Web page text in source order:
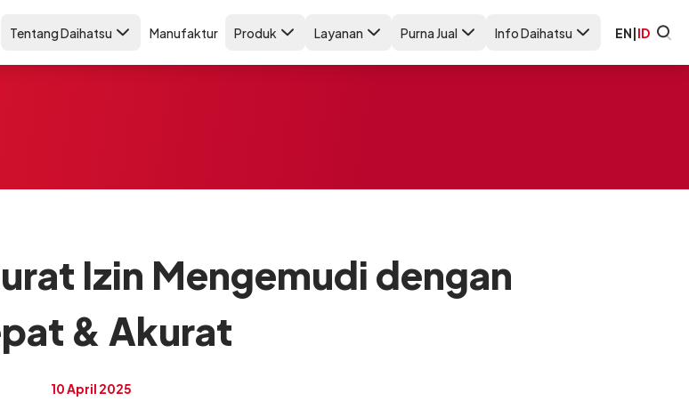
Tentang Daihatsu Manufaktur Produk Layanan Purna Jual Info Daihatsu EN|ID
Izin Mengemudi dengan
& Akurat
10 April 2025